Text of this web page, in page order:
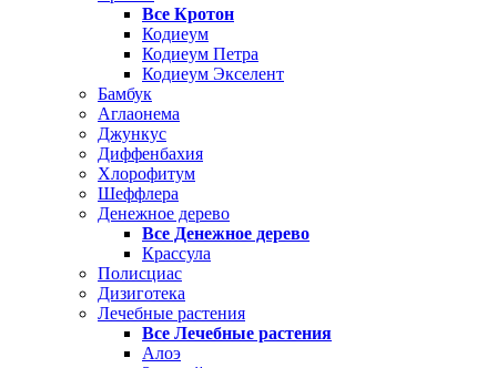
Все Кротон
Кодиеум
Кодиеум Петра
Кодиеум Экселент
Бамбук
Аглаонема
Джункус
Диффенбахия
Хлорофитум
Шеффлера
Денежное дерево
Все Денежное дерево
Крассула
Полисциас
Дизиготека
Лечебные растения
Все Лечебные растения
Алоэ